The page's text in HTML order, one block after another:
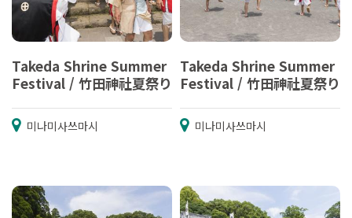
Takeda Shrine Summer
Festival / 竹田神社夏祭り
미나미사쓰마시
Takeda Shrine Summer
Festival / 竹田神社夏祭り
미나미사쓰마시